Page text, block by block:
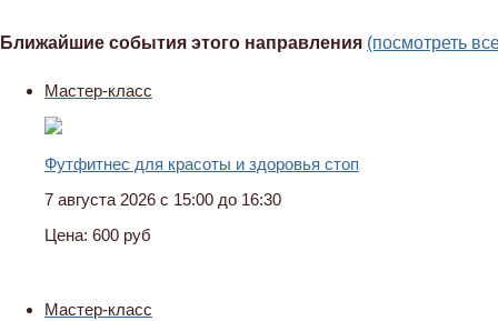
Ближайшие события этого направления (посмотреть
Мастер-класс
Футфитнес для красоты и здоровья стоп
7 августа 2026 с 15:00 до 16:30
Цена: 600 руб
Мастер-класс